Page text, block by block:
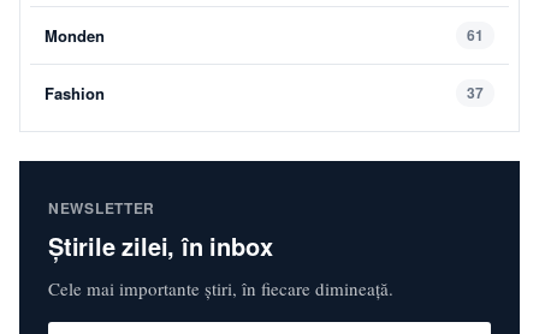
Monden 61
Fashion 37
NEWSLETTER
Știrile zilei, în inbox
Cele mai importante știri, în fiecare dimineață.